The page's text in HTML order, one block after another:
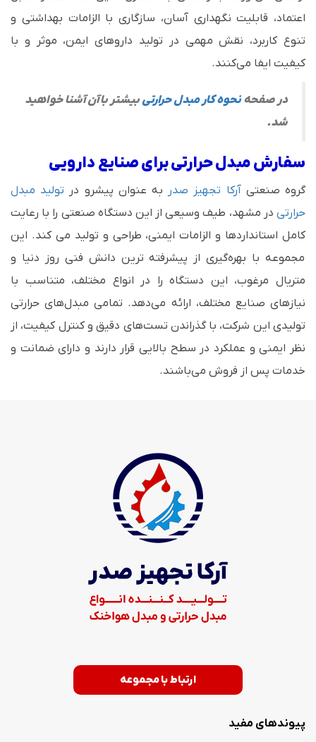
اعتماد، قابلیت نگهداری آسان، سازگاری با الزامات بهداشتی و
تنوع کاربرد، نقش مهمی در تولید داروهای ایمن، موثر و با
کیفیت ایفا می‌کنند.
در صفحهنحوه کار مبدل حرارتیبیشتر با آن آشنا خواهید
شد.
سفارش مبدل حرارتی برای صنایع دارویی
گروه صنعتی آرکا تجهیز صدر به عنوان پیشرو در تولید مبدل
حرارتی در مشهد، طیف وسیعی از این دستگاه صنعتی را با رعایت
کامل استانداردها و الزامات ایمنی، طراحی و تولید می کند. این
مجموعه با بهره‌گیری از پیشرفته ترین دانش فنی روز دنیا و
متریال مرغوب، این دستگاه را در انواع مختلف، متناسب با
نیازهای صنایع مختلف، ارائه می‌دهد. تمامی مبدل‌های حرارتی
تولیدی این شرکت، با گذراندن تست‌های دقیق و کنترل کیفیت، از
نظر ایمنی و عملکرد در سطح بالایی قرار دارند و دارای ضمانت و
خدمات پس از فروش می‌باشند.
ارتباط با مجموعه
پیوندهای مفید